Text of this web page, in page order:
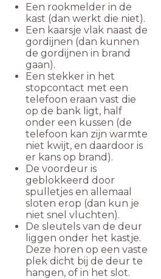
Een rookmelder in de
kast (dan werkt die niet).
Een kaarsje vlak naast de
gordijnen (dan kunnen
de gordijnen in brand
gaan).
Een stekker in het
stopcontact met een
telefoon eraan vast die
op de bank ligt, half
onder een kussen (de
telefoon kan zijn warmte
niet kwijt, en daardoor is
er kans op brand).
De voordeur is
geblokkeerd door
spulletjes en allemaal
sloten erop (dan kun je
niet snel vluchten).
De sleutels van de deur
liggen onder het kastje.
Deze horen op een vaste
plek dicht bij de deur te
hangen, of in het slot.